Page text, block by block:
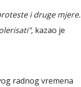
i druge mjere.
kazao je
radnog vremena